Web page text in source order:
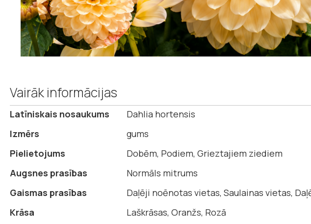
uz
galerijas
sākumu
Vairāk informācijas
Vairāk
Latīniskais nosaukums
Dahlia hortensis
Izmērs
gums
Pielietojums
Dobēm, Podiem, Grieztajiem ziediem
Augsnes prasības
Normāls mitrums
Gaismas prasības
Daļēji noēnotas vietas, Saulainas vietas,
Krāsa
Laškrāsas, Oranžs, Rozā